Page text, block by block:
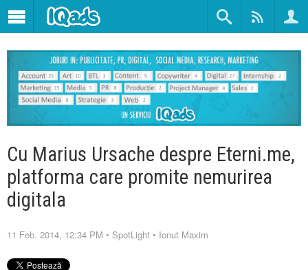
Cu Marius Ursache despre Eterni.me,
platforma care promite nemurirea
digitala
11 Feb. 2014, 12:34 PM • SpotLight • Ionut Maxim